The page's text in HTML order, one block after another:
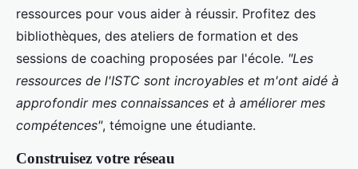
ressources pour vous aider à réussir. Profitez des
bibliothèques, des ateliers de formation et des
sessions de coaching proposées par l'école. "Les
ressources de l'ISTC sont incroyables et m'ont aidé à
approfondir mes connaissances et à améliorer mes
compétences", témoigne une étudiante.
Construisez votre réseau